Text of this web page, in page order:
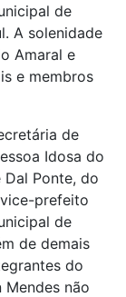
de
A solenidade
Amaral e
e membros
de
Idosa do
Dal Ponte, do
prefeito
de
de demais
do
não